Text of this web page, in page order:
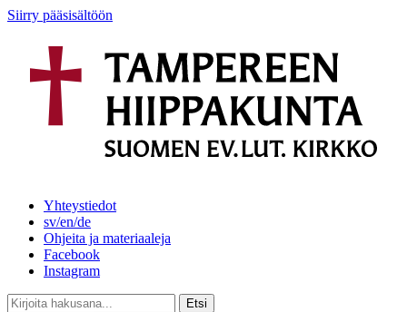
Siirry pääsisältöön
Yhteystiedot
sv/en/de
Ohjeita ja materiaaleja
Facebook
Instagram
Etsi